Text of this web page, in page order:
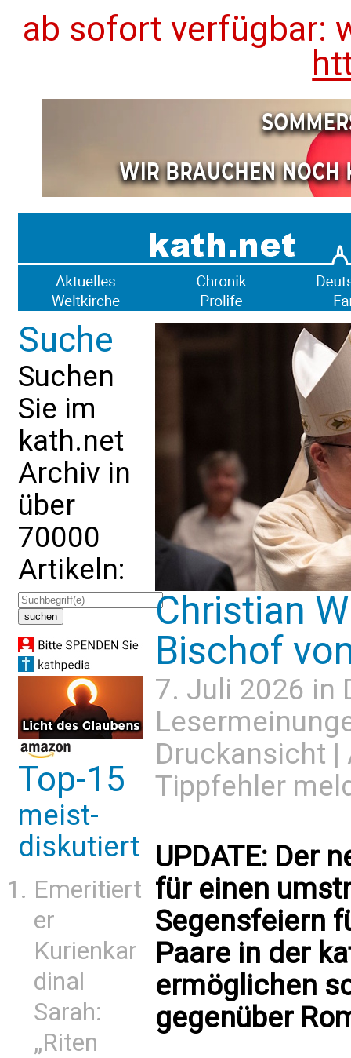
ab sofort verfügbar:
Suche
Suchen
Sie im
kath.net
Archiv in
über
70000
Artikeln:
Top-15
meist-
diskutiert
Emeritiert
er
Kurienkar
dinal
Sarah:
„Riten
Christian
Bischof
7. Juli 2026 in
Druckansicht |
Tippfehler
UPDATE: Der
für einen
Segensfeiern
Paare in der
ermöglichen
gegenüber